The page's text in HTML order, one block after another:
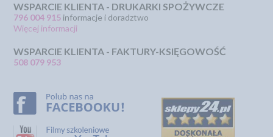
WSPARCIE KLIENTA - DRUKARKI SPOŻYWCZE
796 004 915 informacje i doradztwo
Więcej informacji
WSPARCIE KLIENTA - FAKTURY-KSIĘGOWOŚĆ
508 079 953